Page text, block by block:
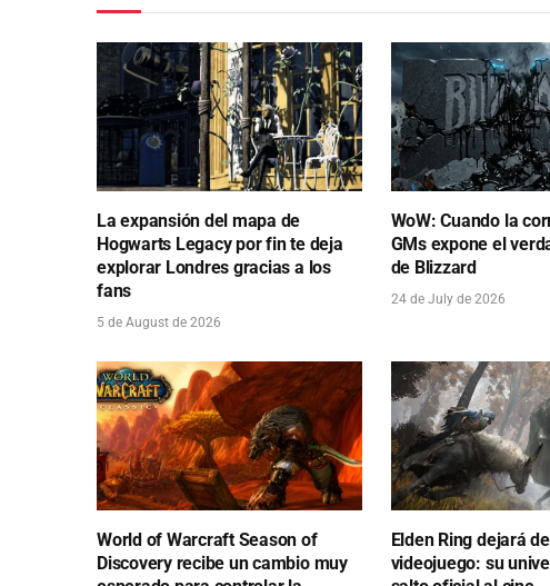
La expansión del mapa de
Hogwarts Legacy por fin te deja
explorar Londres gracias a los
fans
5 de August de 2026
WoW: Cuando la
GMs expone el
de Blizzard
24 de July de 2026
World of Warcraft Season of
Discovery recibe un cambio muy
Elden Ring dejará
videojuego: su